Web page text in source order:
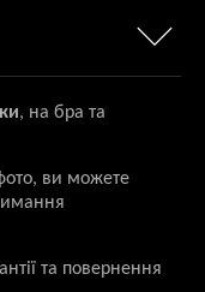
, на бра та
ви можете
та повернення